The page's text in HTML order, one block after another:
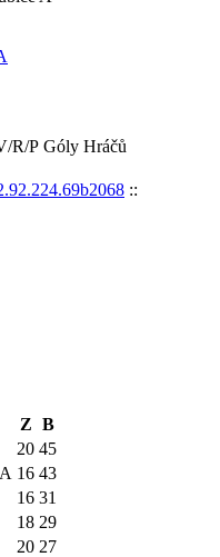
R/P Góly Hráčů
::
Z B
20 45
16 43
16 31
18 29
20 27